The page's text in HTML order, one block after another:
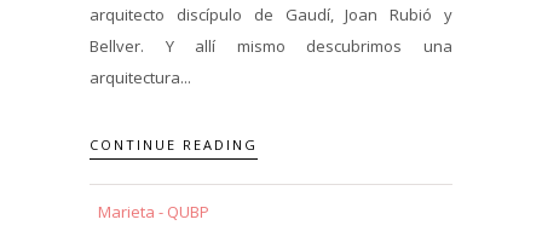
arquitecto discípulo de Gaudí, Joan Rubió y
Bellver. Y allí mismo descubrimos una
arquitectura...
CONTINUE READING
Marieta - QUBP